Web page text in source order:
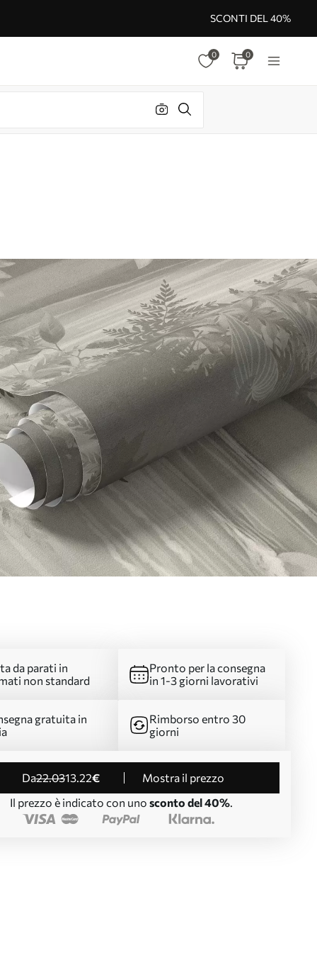
SCONTI DEL 40%
0 0
da parati in
non standard
Pronto per la consegna
in 1-3 giorni lavorativi
gratuita in
Rimborso entro 30
giorni
da22.0313.22€
Mostra il prezzo
Il prezzo è indicato con uno sconto del 40%.